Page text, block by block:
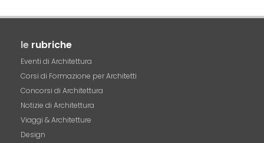
le rubriche
Eventi di Architettura
Corsi di Formazione per Architetti
Concorsi di Architettura
Notizie di Architettura
Viaggi & Architetture
Design